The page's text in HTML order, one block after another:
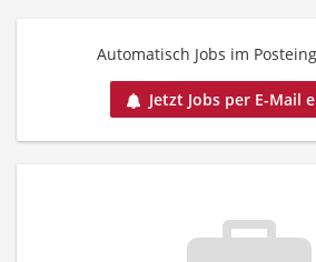
Automatisch Jobs im
Jetzt Jobs per E-Mail